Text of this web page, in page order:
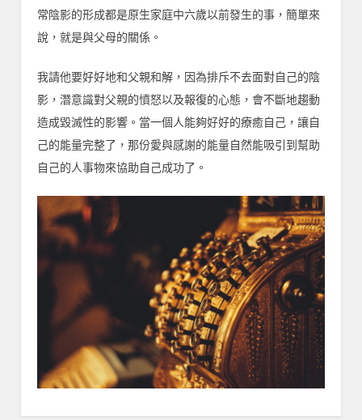
常陰影的形成都是原生家庭中六歲以前發生的事，簡單來
說，就是與父母的關係。
我請他要好好地和父親和解，因為排斥不去面對自己的陰
影，潛意識對父親的憤怒以及報復的心態，會不斷地趨動
造成毀滅性的影響。當一個人能夠好好的療癒自己，讓自
己的能量完整了，那份愛與感謝的能量自然能吸引到幫助
自己的人事物來協助自己成功了。